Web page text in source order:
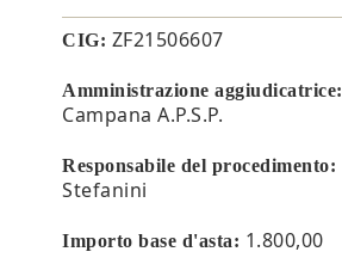
CIG: ZF21506607
Amministrazione aggiudicatrice:
Campana A.P.S.P.
Responsabile del procedimento:
Stefanini
Importo base d'asta: 1.800,00